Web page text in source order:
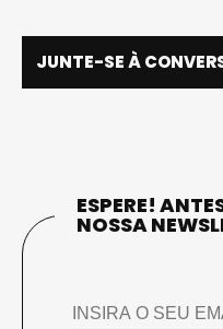
JUNTE-SE À
ESPERE!
NOSSA